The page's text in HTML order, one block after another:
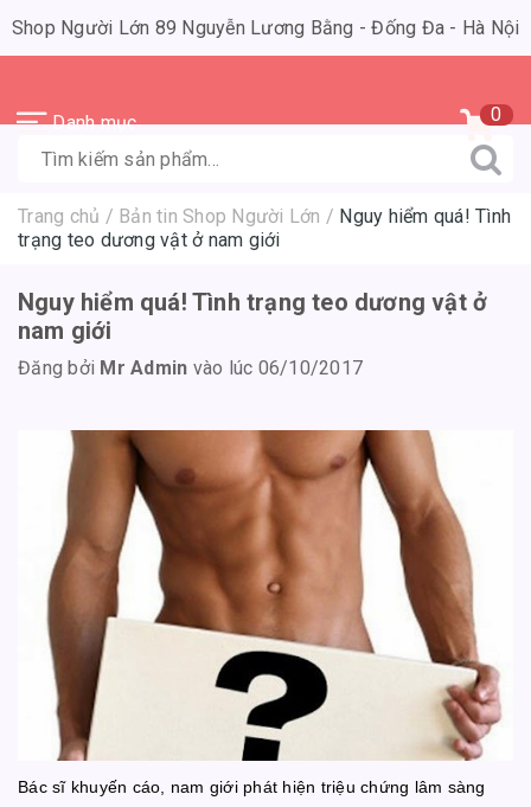
Shop Người Lớn 89 Nguyễn Lương Bằng - Đống Đa - Hà Nội
Danh mục 0
Trang chủ / Bản tin Shop Người Lớn / Nguy hiểm quá! Tình
trạng teo dương vật ở nam giới
Nguy hiểm quá! Tình trạng teo dương vật ở
nam giới
Đăng bởi Mr Admin vào lúc 06/10/2017
Bác sĩ khuyến cáo, nam giới phát hiện triệu chứng lâm sàng